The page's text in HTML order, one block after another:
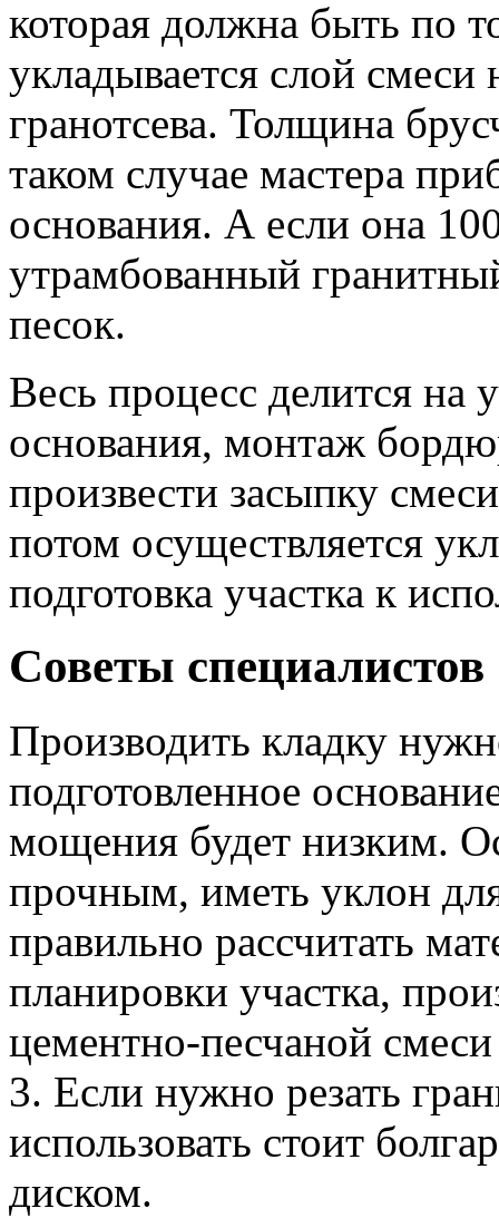
которая должна быть по
укладывается слой смеси
гранотсева. Толщина
таком случае мастера
основания. А если она
утрамбованный
песок.
Весь процесс делится на
основания, монтаж
произвести засыпку
потом осуществляется
подготовка участка к
Советы специалистов
Производить кладку
подготовленное
мощения будет низким.
прочным, иметь уклон
правильно рассчитать
планировки участка,
цементно-песчаной
3. Если нужно резать
использовать стоит
диском.